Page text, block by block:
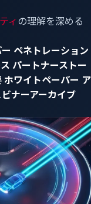
ィ の理解を深める
ペネトレーション
パートナーストー
ホワイトペーパー ア
ビナーアーカイブ
のセットア
導に、リサーチ